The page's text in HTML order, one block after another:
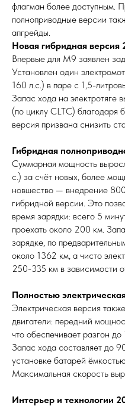
флагман более доступным.
полноприводные версии
апгрейды.
Новая гибридная версия
Впервые для M9 заявлен
Установлен один
160 л.с.) в паре с 1,5-
Запас хода на электротяге
(по циклу CLTC) благодаря
версия призвана снизить
Гибридная
Суммарная мощность
с.) за счёт новых, более
новшество — внедрение
гибридной версии. Это
время зарядки: всего 5
проехать около 200 км.
зарядке, по
около 1362 км, а чисто
250-335 км в зависимости
Полностью
Электрическая версия
двигатели: передний
что обеспечивает разгон
Запас хода составляет до
установке батарей
Максимальная скорость
Интерьер и технологии